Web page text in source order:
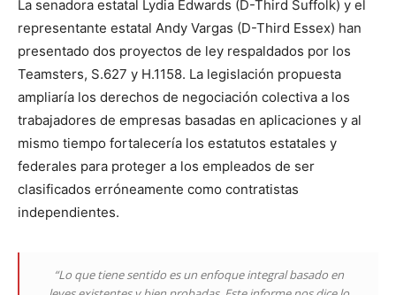
La senadora estatal Lydia Edwards (D-Third Suffolk) y el
representante estatal Andy Vargas (D-Third Essex) han
presentado dos proyectos de ley respaldados por los
Teamsters, S.627 y H.1158. La legislación propuesta
ampliaría los derechos de negociación colectiva a los
trabajadores de empresas basadas en aplicaciones y al
mismo tiempo fortalecería los estatutos estatales y
federales para proteger a los empleados de ser
clasificados erróneamente como contratistas
independientes.
“Lo que tiene sentido es un enfoque integral basado en